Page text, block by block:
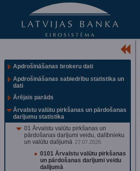
Apdrošināšanas brokeru dati
Apdrošināšanas sabiedrību statistika un
dati
Ārējais parāds
Ārvalstu valūtu pirkšanas un pārdošanas
darījumu statistika
01 Ārvalstu valūtu pirkšanas un
pārdošanas darījumi veidu, dalībnieku
un valūtu dalījumā 27.07.2026.
0101 Ārvalstu valūtu pirkšanas
un pārdošanas darījumi veidu
dalījumā